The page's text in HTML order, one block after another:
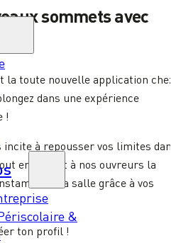
&
sommets avec
!
la toute nouvelle application chez
dans une expérience
!
à repousser vos limites
en offrant à nos ouvreurs la
la salle grâce à vos
ton profil !